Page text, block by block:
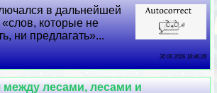
в дальнейшей
«слов, которые не
ни предлагать»...
30 06 2026 18:46:28
между лесами, лесами и